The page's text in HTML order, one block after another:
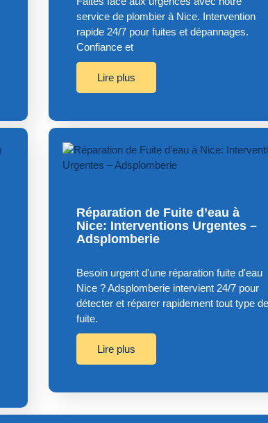
service de plombier à Nice. Intervention
rapide 24/7 pour fuites et dépannages.
Confiance et
Lire plus
Réparation de Fuite d’eau à
Nice: Interventions Urgentes –
Adsplomberie
Besoin urgent d'une réparation fuite d'eau
Nice ? Adsplomberie intervient 24/7 pour
détecter et réparer rapidement tout type de
fuite.
Lire plus